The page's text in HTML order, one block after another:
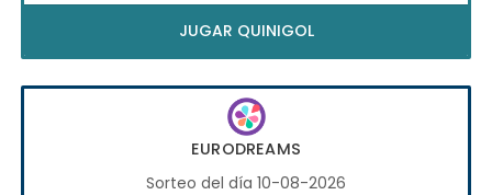
JUGAR QUINIGOL
EURODREAMS
Sorteo del día 10-08-2026